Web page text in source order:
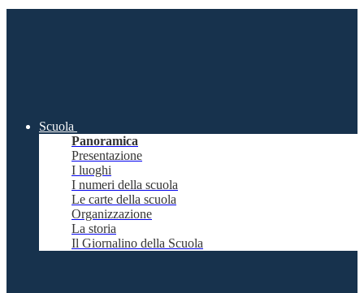
Scuola
Panoramica
Presentazione
I luoghi
I numeri della scuola
Le carte della scuola
Organizzazione
La storia
Il Giornalino della Scuola